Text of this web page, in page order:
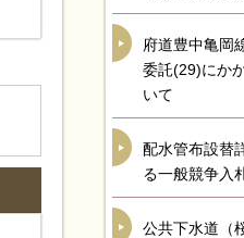
府道豊中亀岡
委託(29)にか
いて
配水管布設替
る一般競争入
公共下水道（